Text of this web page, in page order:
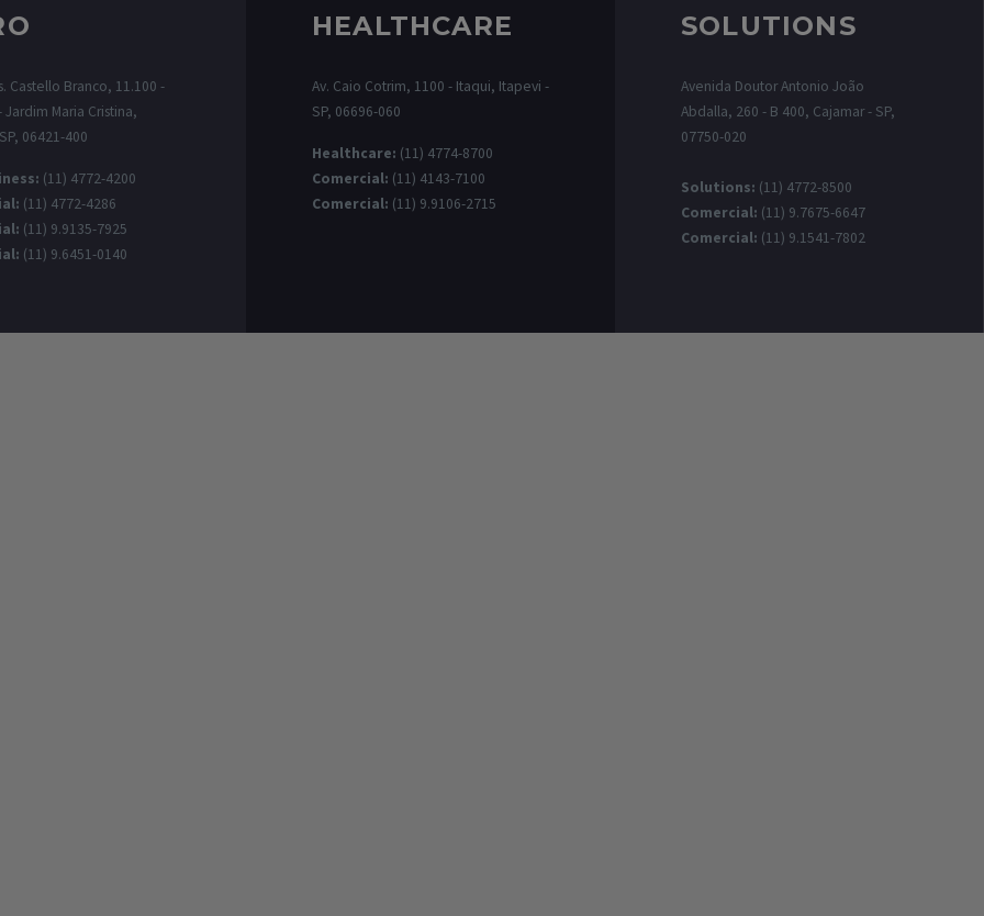
Castello Branco, 11.100 -
Jardim Maria Cristina,
06421-400
(11) 4772-4200
(11) 4772-4286
(11) 9.9135-7925
(11) 9.6451-0140
HEALTHCARE
Av. Caio Cotrim, 1100 - Itaqui, Itapevi -
SP, 06696-060
Healthcare: (11) 4774-8700
Comercial: (11) 4143-7100
Comercial: (11) 9.9106-2715
SOLUTIONS
Avenida Doutor Antonio João
Abdalla, 260 - B 400, Cajamar - SP,
07750-020
Solutions: (11) 4772-8500
Comercial: (11) 9.7675-6647
Comercial: (11) 9.1541-7802